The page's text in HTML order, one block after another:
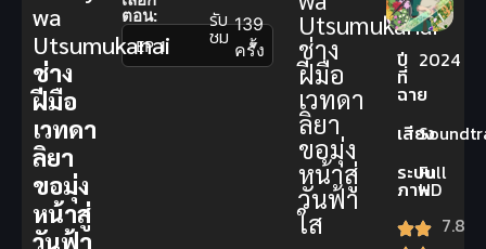
ตอน:
▼
รับ
ชม 139
ครั้ง
Utsumukanai
ช่าง
ฝีมือ
เวทดา
ลิยา
ขอมุ่ง
หน้าสู่
วันฟ้า
ใส
ปี
ที่
ฉาย
2024
เสียง
ระบบ
ภาพ
Full
HD
7.8
wa
Utsumukanai
ช่าง
ฝีมือ
เวทดา
ลิยา
ขอมุ่ง
หน้าสู่
วันฟ้า